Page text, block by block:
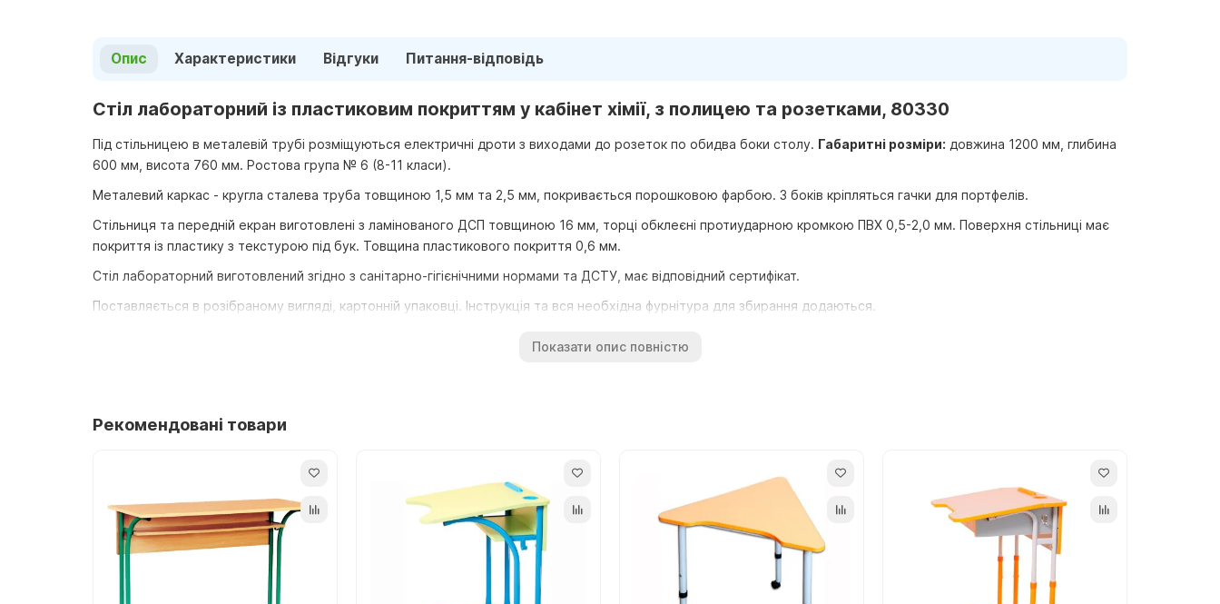
Опис Характеристики Відгуки Питання-відповідь
Стіл лабораторний із пластиковим покриттям у кабінет хімії, з полицею та розетками, 80330
Під стільницею в металевій трубі розміщуються електричні дроти з виходами до розеток по обидва боки столу. Габаритні розміри: довжина 1200 мм, глибина
600 мм, висота 760 мм. Ростова група № 6 (8-11 класи).
Металевий каркас - кругла сталева труба товщиною 1,5 мм та 2,5 мм, покривається порошковою фарбою. З боків кріпляться гачки для портфелів.
Стільниця та передній екран виготовлені з ламінованого ДСП товщиною 16 мм, торці обклеєні протиударною кромкою ПВХ 0,5-2,0 мм. Поверхня стільниці має
покриття із пластику з текстурою під бук. Товщина пластикового покриття 0,6 мм.
Стіл лабораторний виготовлений згідно з санітарно-гігієнічними нормами та ДСТУ, має відповідний сертифікат.
Поставляється в розібраному вигляді, картонній упаковці. Інструкція та вся необхідна фурнітура для збирання додаються.
Показати опис повністю
Рекомендовані товари